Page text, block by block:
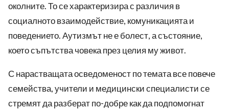
околните. То се характеризира с различия в
социалното взаимодействие, комуникацията и
поведението. Аутизмът не е болест, а състояние,
което съпътства човека през целия му живот.
С нарастващата осведоменост по темата все повече
семейства, учители и медицински специалисти се
стремят да разберат по-добре как да подпомогнат